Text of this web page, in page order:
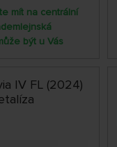
mít na centrální
být u Vás
IV FL (2024)